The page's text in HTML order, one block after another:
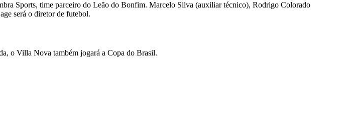
Sports, time parceiro do Leão do Bonfim. Marcelo Silva (auxiliar técnico), Rodrigo Colorado
será o diretor de futebol.
o Villa Nova também jogará a Copa do Brasil.